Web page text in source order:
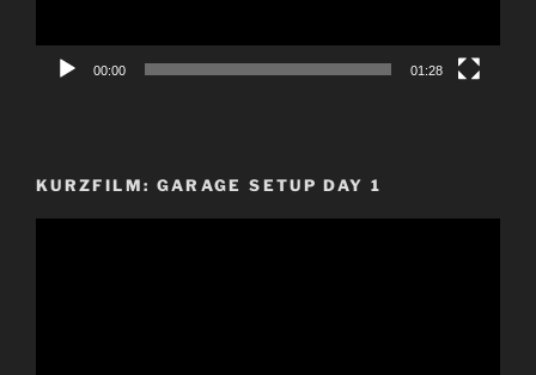
00:00 01:28
KURZFILM: GARAGE SETUP DAY 1